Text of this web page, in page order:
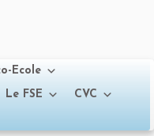
Ecole
Le FSE
CVC